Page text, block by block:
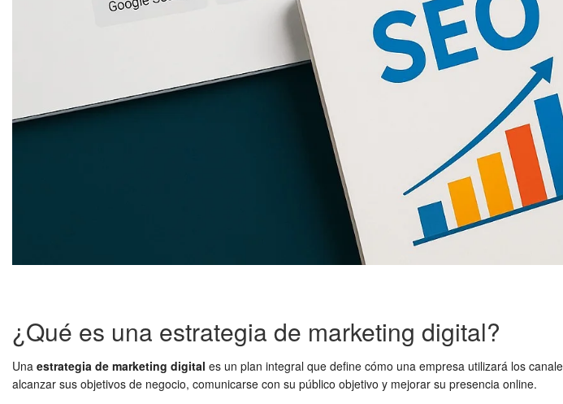
¿Qué es una estrategia de marketing digital?
Una estrategia de marketing digital es un plan integral que define cómo una empresa utilizará los
alcanzar sus objetivos de negocio, comunicarse con su público objetivo y mejorar su presencia online.